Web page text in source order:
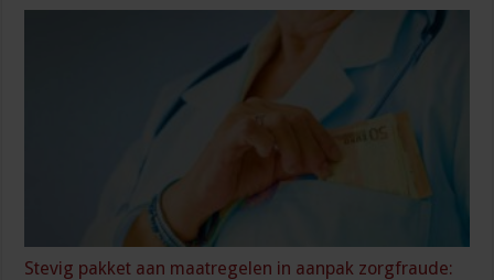
Stevig pakket aan maatregelen in aanpak zorgfraude: